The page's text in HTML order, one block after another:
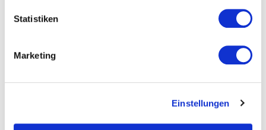
Statistiken
Marketing
Einstellungen